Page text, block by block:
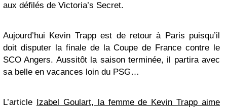
aux défilés de Victoria’s Secret.
Aujourd’hui Kevin Trapp est de retour à Paris puisqu’il
doit disputer la finale de la Coupe de France contre le
SCO Angers. Aussitôt la saison terminée, il partira avec
sa belle en vacances loin du PSG…
L’article Izabel Goulart, la femme de Kevin Trapp aime